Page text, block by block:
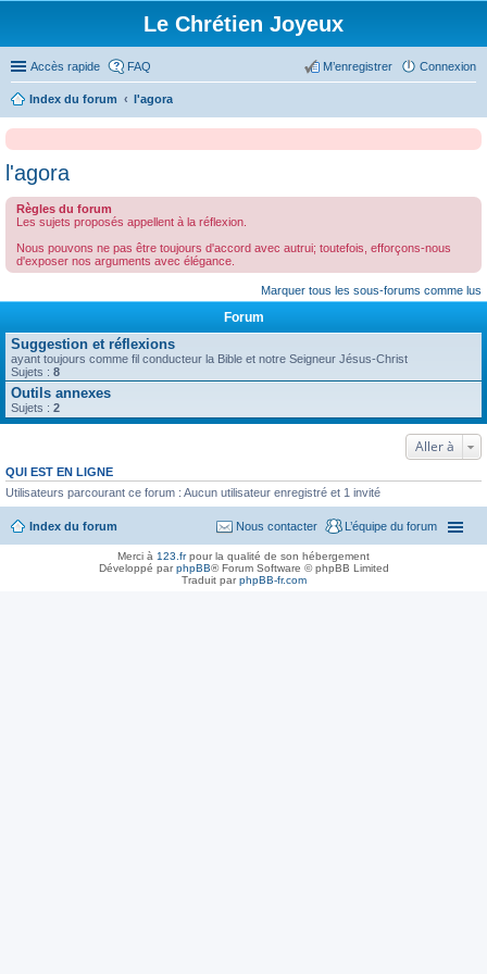
Le Chrétien Joyeux
Accès rapide FAQ Connexion
M’enregistrer
Index du forum l'agora
l'agora
Règles du forum
Les sujets proposés appellent à la réflexion.
Nous pouvons ne pas être toujours d'accord avec autrui; toutefois, efforçons-nous
d'exposer nos arguments avec élégance.
Marquer tous les sous-forums comme lus
Forum
Suggestion et réflexions
ayant toujours comme fil conducteur la Bible et notre Seigneur Jésus-Christ
Sujets : 8
Outils annexes
Sujets : 2
Aller à
QUI EST EN LIGNE
Utilisateurs parcourant ce forum : Aucun utilisateur enregistré et 1 invité
Index du forum L’équipe du forum
Nous contacter
Merci à 123.frpour la qualité de son hébergement
Développé parphpBB® Forum Software © phpBB Limited
Traduit parphpBB-fr.com